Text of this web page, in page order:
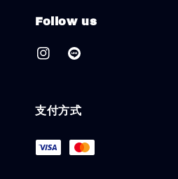
Follow us
支付方式